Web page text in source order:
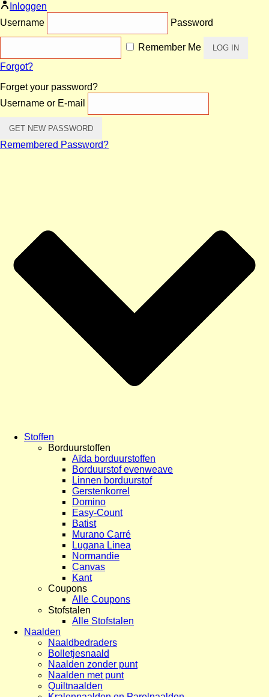
Inloggen
Username
Password
Remember Me
Forgot?
Forget your password?
Username or E-mail
Remembered Password?
Stoffen
Borduurstoffen
Aïda borduurstoffen
Borduurstof evenweave
Linnen borduurstof
Gerstenkorrel
Domino
Easy-Count
Batist
Murano Carré
Lugana Linea
Normandie
Canvas
Kant
Coupons
Alle Coupons
Stofstalen
Alle Stofstalen
Naalden
Naaldbedraders
Bolletjesnaald
Naalden zonder punt
Naalden met punt
Quiltnaalden